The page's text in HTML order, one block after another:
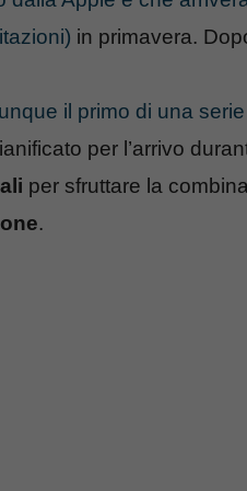
in primavera.
il primo di una
per l’arrivo
per sfruttare la
.